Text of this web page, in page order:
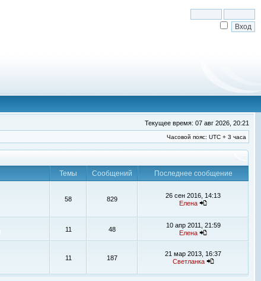
Текущее время: 07 авг 2026, 20:21
Часовой пояс: UTC + 3 часа
Темы Сообщений
Последнее сообщение
58 829
26 сен 2016, 14:13
Елена
11 48
10 апр 2011, 21:59
Елена
11 187
21 мар 2013, 16:37
Светланка